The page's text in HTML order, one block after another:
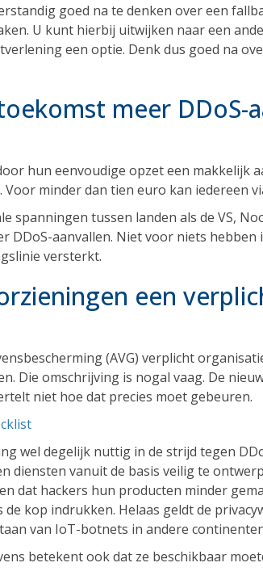
goed na te denken over een
U kunt hierbij uitwijken naar een
een optie. Denk dus goed na
meer DDoS-
hun eenvoudige opzet een makkelijk
minder dan tien euro kan iedereen
spanningen tussen landen als de VS,
DDoS-aanvallen. Niet voor niets hebben
versterkt.
een
(AVG) verplicht
Die omschrijving is nogal vaag. De
niet hoe dat precies moet gebeuren.
wel degelijk nuttig in de strijd tegen
vanuit de basis veilig te
dat hackers hun producten minder
kop indrukken. Helaas geldt de
van IoT-botnets in andere
betekent ook dat ze beschikbaar